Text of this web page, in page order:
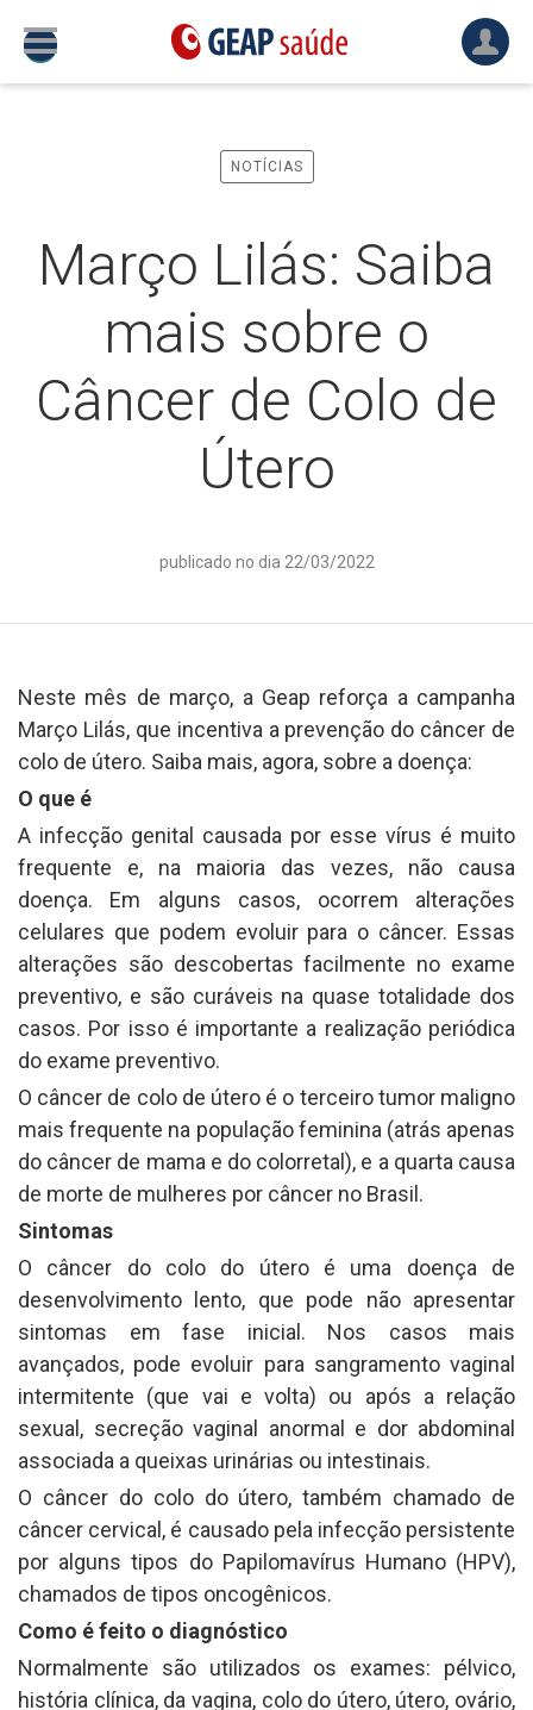
NOTÍCIAS
Março Lilás: Saiba
mais sobre o
Câncer de Colo de
Útero
publicado no dia 22/03/2022
Neste mês de março, a Geap reforça a campanha
Março Lilás, que incentiva a prevenção do câncer de
colo de útero. Saiba mais, agora, sobre a doença:
O que é
A infecção genital causada por esse vírus é muito
frequente e, na maioria das vezes, não causa
doença. Em alguns casos, ocorrem alterações
celulares que podem evoluir para o câncer. Essas
alterações são descobertas facilmente no exame
preventivo, e são curáveis na quase totalidade dos
casos. Por isso é importante a realização periódica
do exame preventivo.
O câncer de colo de útero é o terceiro tumor maligno
mais frequente na população feminina (atrás apenas
do câncer de mama e do colorretal), e a quarta causa
de morte de mulheres por câncer no Brasil.
Sintomas
O câncer do colo do útero é uma doença de
desenvolvimento lento, que pode não apresentar
sintomas em fase inicial. Nos casos mais
avançados, pode evoluir para sangramento vaginal
intermitente (que vai e volta) ou após a relação
sexual, secreção vaginal anormal e dor abdominal
associada a queixas urinárias ou intestinais.
O câncer do colo do útero, também chamado de
câncer cervical, é causado pela infecção persistente
por alguns tipos do Papilomavírus Humano (HPV),
chamados de tipos oncogênicos.
Como é feito o diagnóstico
Normalmente são utilizados os exames: pélvico,
história clínica, da vagina, colo do útero, útero, ovário,